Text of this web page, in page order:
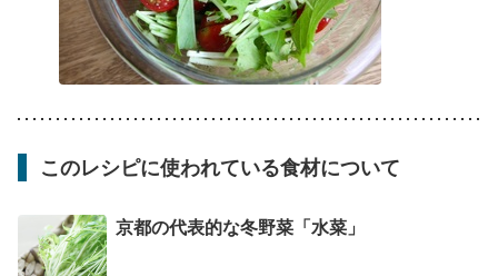
このレシピに使われている食材について
京都の代表的な冬野菜「水菜」